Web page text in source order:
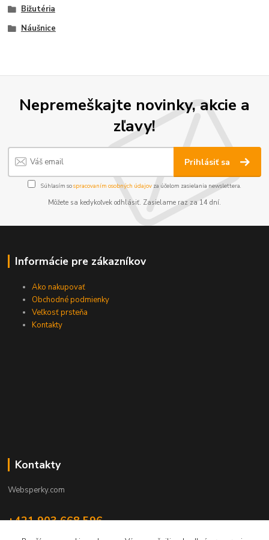
Bižutéria
Náušnice
Nepremeškajte novinky, akcie a
zľavy!
Prihlásiť sa
Súhlasím sospracovaním osobných údajov za účelom zasielania newslettera.
Môžete sa kedykoľvek odhlásiť. Zasielame raz za 14 dní.
Informácie pre zákazníkov
Ako nakupovať
Obchodné podmienky
Veľkosť prsteňa
Kontakty
Kontakty
Websperky.com
+421 903 668 596